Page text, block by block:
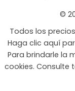
©
Todos los
Haga clic aquí
Para brindarle la
cookies. Consulte